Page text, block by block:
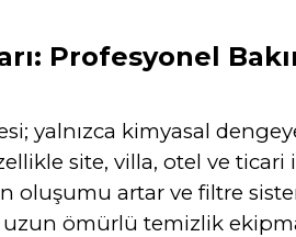
Profesyonel
yalnızca kimyasal
site, villa, otel ve
oluşumu artar ve filtre
ömürlü temizlik